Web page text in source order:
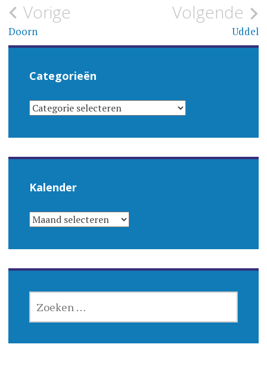
Bericht
navigatie
Vorige
Doorn
Volgende
Uddel
Categorieën
CATEGORIEËN
Kalender
KALENDER
NAAR: